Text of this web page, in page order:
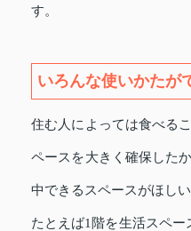
す。
いろんな使いかたが
住む人によっては食べる
ペースを大きく確保した
中できるスペースがほしい
たとえば1階を生活スペ